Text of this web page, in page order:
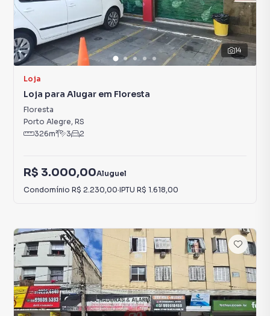
14
Loja
Loja para Alugar em Floresta
Floresta
Porto Alegre, RS
326m² 3 2
R$ 3.000,00Aluguel
Condomínio R$ 2.230,00·IPTU R$ 1.618,00